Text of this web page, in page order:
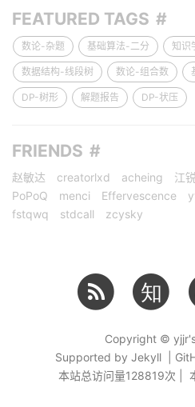
FEATURED TAGS
数论-杂题 基础算法-二分 知识
数据结构-线段树 数论-组合数
DP-树形 解题报告 DP-状压
FRIENDS
赵敏达 creatorlxd acheing 江
PoPoQ
menci Effervescence
fstqwq
stdcall zcysky
知
Copyright ©
Supported by Jekyll |
本站总访问量128819次 |